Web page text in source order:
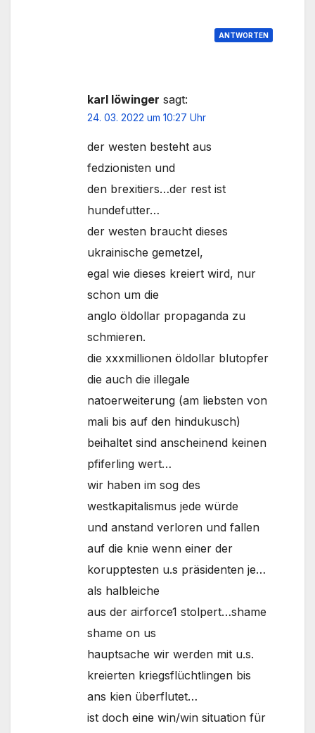
ANTWORTEN
karl löwinger sagt:
24. 03. 2022 um 10:27 Uhr
der westen besteht aus
fedzionisten und
den brexitiers…der rest ist
hundefutter…
der westen braucht dieses
ukrainische gemetzel,
egal wie dieses kreiert wird, nur
schon um die
anglo öldollar propaganda zu
schmieren.
die xxxmillionen öldollar blutopfer
die auch die illegale
natoerweiterung (am liebsten von
mali bis auf den hindukusch)
beihaltet sind anscheinend keinen
pfiferling wert…
wir haben im sog des
westkapitalismus jede würde
und anstand verloren und fallen
auf die knie wenn einer der
korupptesten u.s präsidenten je…
als halbleiche
aus der airforce1 stolpert…shame
shame on us
hauptsache wir werden mit u.s.
kreierten kriegsflüchtlingen bis
ans kien überflutet…
ist doch eine win/win situation für